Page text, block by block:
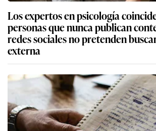
Los expertos en psicología
personas que nunca publican
redes sociales no pretenden
externa